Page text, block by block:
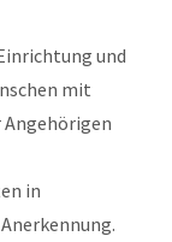
und
mit
in